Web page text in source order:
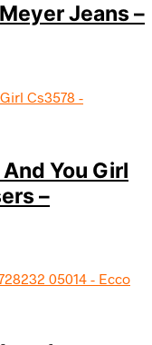
Jeans –
You Girl
–